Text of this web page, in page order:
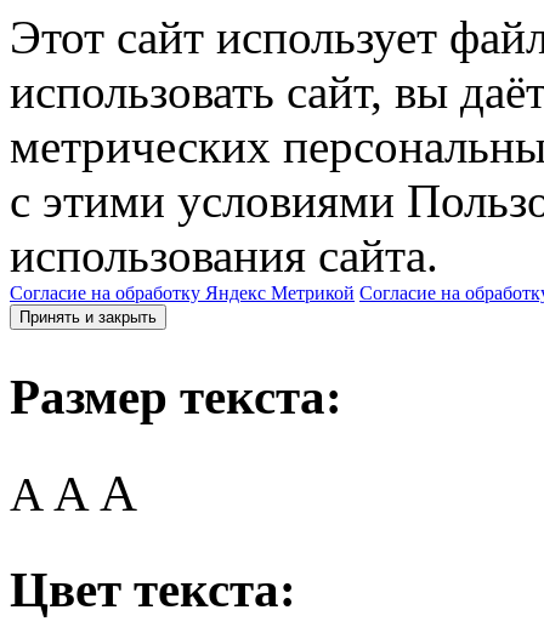
Этот сайт использует
использовать сайт, вы
метрических
с этими условиями
использования сайта.
Согласие на обработку Яндекс Метрикой Согласие на
Принять и закрыть
Размер текста:
A AA
Цвет текста: